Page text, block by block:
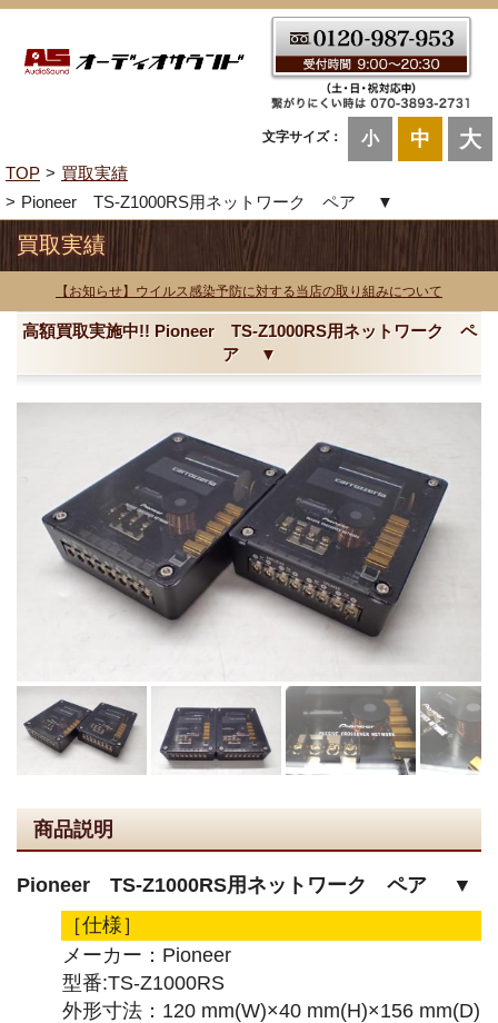
文字サイズ： 小 中 大
TOP
買取実績
Pioneer TS-Z1000RS用ネットワーク ペア ▼
買取実績
【お知らせ】ウイルス感染予防に対する当店の取り組みについて
高額買取実施中!! Pioneer TS-Z1000RS用ネットワーク ペ
ア ▼
商品説明
Pioneer TS-Z1000RS用ネットワーク ペア ▼
［仕様］
メーカー：Pioneer
型番:TS-Z1000RS
外形寸法：120 mm(W)×40 mm(H)×156 mm(D)